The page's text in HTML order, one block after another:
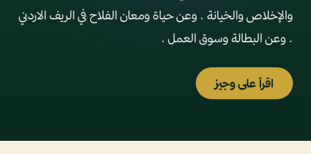
والإخلاص والخيانة . وعن حياة ومعان الفلاح في الريف الاردني
. وعن البطالة وسوق العمل .
اقرأ على وجيز